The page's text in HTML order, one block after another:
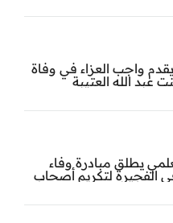
واجب العزاء في وفاة
عبد الله العتيبة
يطلق مبادرة وفاء
الفجيرة لتكريم أصحاب